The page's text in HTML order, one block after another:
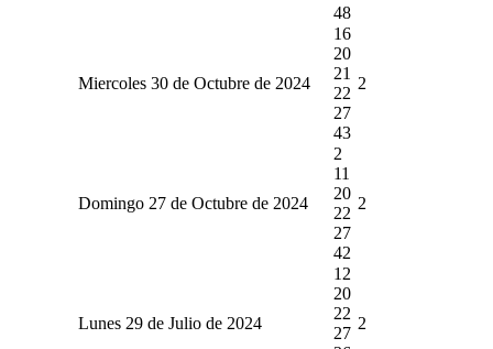
48
Miercoles 30 de Octubre de 2024
16
20
21
22
27
43
2
Domingo 27 de Octubre de 2024
2
11
20
22
27
42
2
Lunes 29 de Julio de 2024
12
20
22
27
2